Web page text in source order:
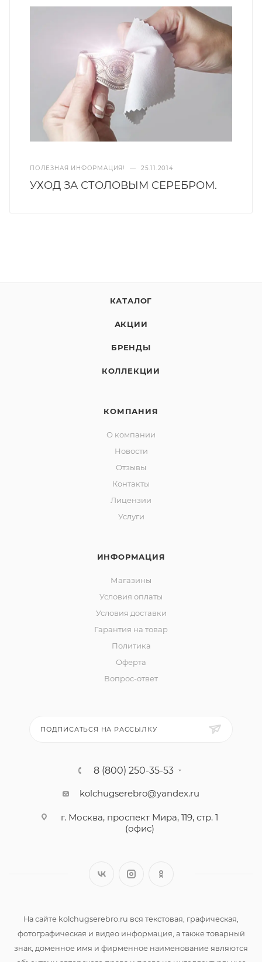
ПОЛЕЗНАЯ ИНФОРМАЦИЯ! — 25.11.2014
УХОД ЗА СТОЛОВЫМ СЕРЕБРОМ.
КАТАЛОГ
АКЦИИ
БРЕНДЫ
КОЛЛЕКЦИИ
КОМПАНИЯ
О компании
Новости
Отзывы
Контакты
Лицензии
Услуги
ИНФОРМАЦИЯ
Магазины
Условия оплаты
Условия доставки
Гарантия на товар
Политика
Оферта
Вопрос-ответ
ПОДПИСАТЬСЯ НА РАССЫЛКУ
8 (800) 250-35-53
kolchugserebro@yandex.ru
г. Москва, проспект Мира, 119, стр. 1
(офис)
На сайте kolchugserebro.ru вся текстовая, графическая,
фотографическая и видео информация, а также товарный
знак, доменное имя и фирменное наименование являются